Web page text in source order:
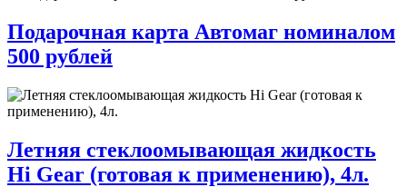
Подарочная карта Автомаг номиналом
500 рублей
Летняя стеклоомывающая жидкость
Hi Gear (готовая к применению), 4л.